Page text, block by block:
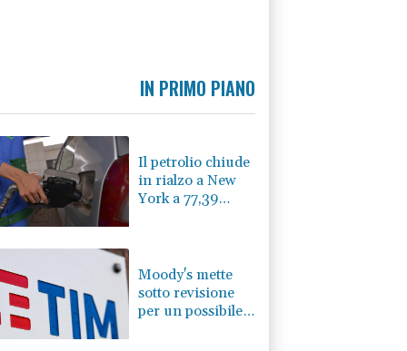
IN PRIMO PIANO
Il petrolio chiude
in rialzo a New
York a 77,39
Moody's mette
sotto revisione
per un possibile